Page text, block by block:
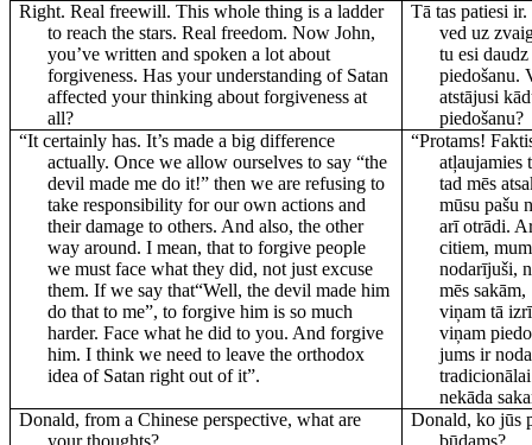
Right. Real freewill. This whole thing is a ladder
to reach the stars. Real freedom. Now John,
you’ve written and spoken a lot about
forgiveness. Has your understanding of Satan
affected your thinking about forgiveness at
all?
Tā tas patiesi
ved uz
tu esi
piedošanu.
atstājusi
piedošanu?
“It certainly has. It’s made a big difference
actually. Once we allow ourselves to say “the
devil made me do it!” then we are refusing to
take responsibility for our own actions and
their damage to others. And also, the other
way around. I mean, that to forgive people
we must face what they did, not just excuse
them. If we say that“Well, the devil made him
do that to me”, to forgive him is so much
harder. Face what he did to you. And forgive
him. I think we need to leave the orthodox
idea of Satan right out of it”.
“Protams!
atļaujamies
tad mēs
mūsu pašu
arī otrādi.
citiem,
nodarījuši,
mēs sakām,
viņam tā
viņam
jums ir
nekāda
Donald, from a Chinese perspective, what are
your thoughts?
Donald, ko jūs
būdams?